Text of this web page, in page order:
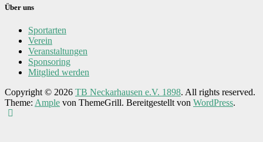
Über uns
Sportarten
Verein
Veranstaltungen
Sponsoring
Mitglied werden
Copyright © 2026 TB Neckarhausen e.V. 1898. All rights reserved.
Theme: Ample von ThemeGrill. Bereitgestellt von WordPress.